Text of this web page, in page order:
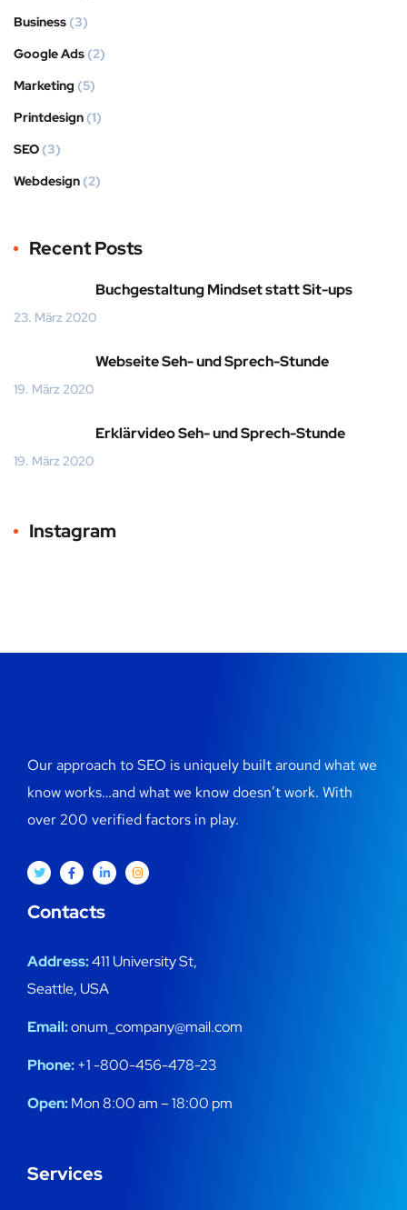
Business (3)
Google Ads (2)
Marketing (5)
Printdesign (1)
SEO (3)
Webdesign (2)
Recent Posts
Buchgestaltung Mindset statt Sit-ups
23. März 2020
Webseite Seh- und Sprech-Stunde
19. März 2020
Erklärvideo Seh- und Sprech-Stunde
19. März 2020
Instagram
Our approach to SEO is uniquely built around what we
know works…and what we know doesn’t work. With
over 200 verified factors in play.
Contacts
Address:411 University St,
Seattle, USA
Email:onum_company@mail.com
Phone:+1 -800-456-478-23
Open:Mon 8:00 am – 18:00 pm
Services